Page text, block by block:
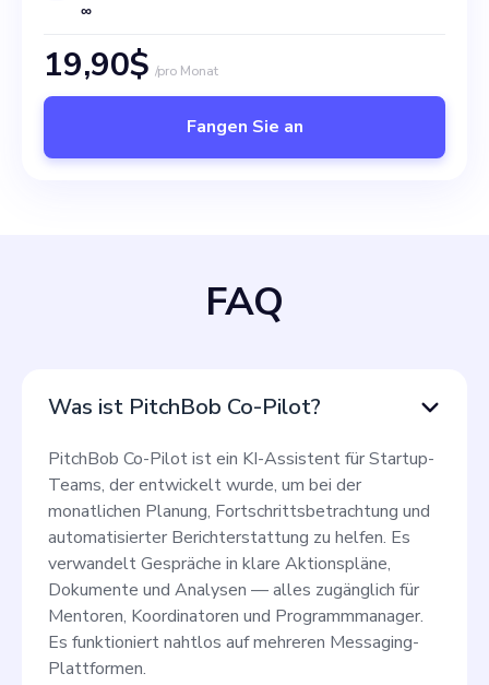
∞
19,90$ /pro Monat
Fangen Sie an
FAQ
Was ist PitchBob Co-Pilot?
PitchBob Co-Pilot ist ein KI-Assistent für Startup-
Teams, der entwickelt wurde, um bei der
monatlichen Planung, Fortschrittsbetrachtung und
automatisierter Berichterstattung zu helfen. Es
verwandelt Gespräche in klare Aktionspläne,
Dokumente und Analysen — alles zugänglich für
Mentoren, Koordinatoren und Programmmanager.
Es funktioniert nahtlos auf mehreren Messaging-
Plattformen.